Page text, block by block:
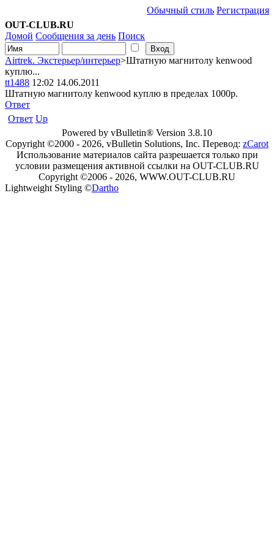
Обычный стиль Регистрация
OUT-CLUB.RU
Домой Сообщения за день Поиск
Airtrek. Экстерьер/интерьер>Штатную магнитолу kenwood
куплю...
tt1488 12:02 14.06.2011
Штатную магнитолу kenwood куплю в пределах 1000р.
Ответ
Ответ Up
Powered by vBulletin® Version 3.8.10
Copyright ©2000 - 2026, vBulletin Solutions, Inc. Перевод: zCarot
Использование материалов сайта разрешается только при
условии размещения активной ссылки на OUT-CLUB.RU
Copyright ©2006 - 2026, WWW.OUT-CLUB.RU
Lightweight Styling ©Dartho